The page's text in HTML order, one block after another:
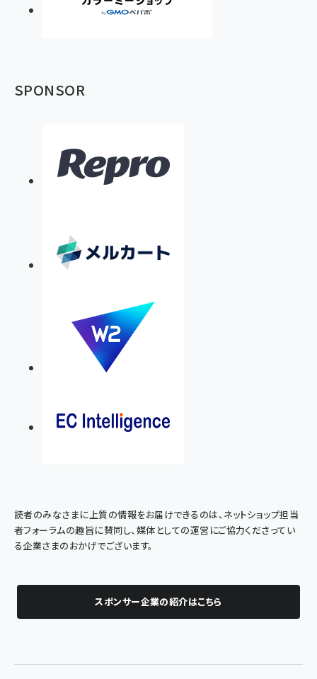
SPONSOR
読者のみなさまに上質の情報をお届けできるのは、ネットショップ担当
者フォーラムの趣旨に賛同し、媒体としての運営にご協力くださってい
る企業さまのおかげでございます。
スポンサー企業の紹介はこちら